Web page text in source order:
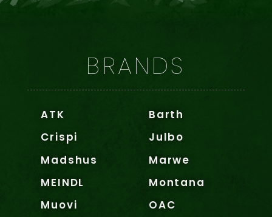
BRANDS
ATK
Barth
Crispi
Julbo
Madshus
Marwe
MEINDL
Montana
Muovi
OAC